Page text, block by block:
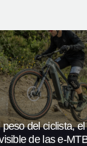
peso del ciclista,
de las e-